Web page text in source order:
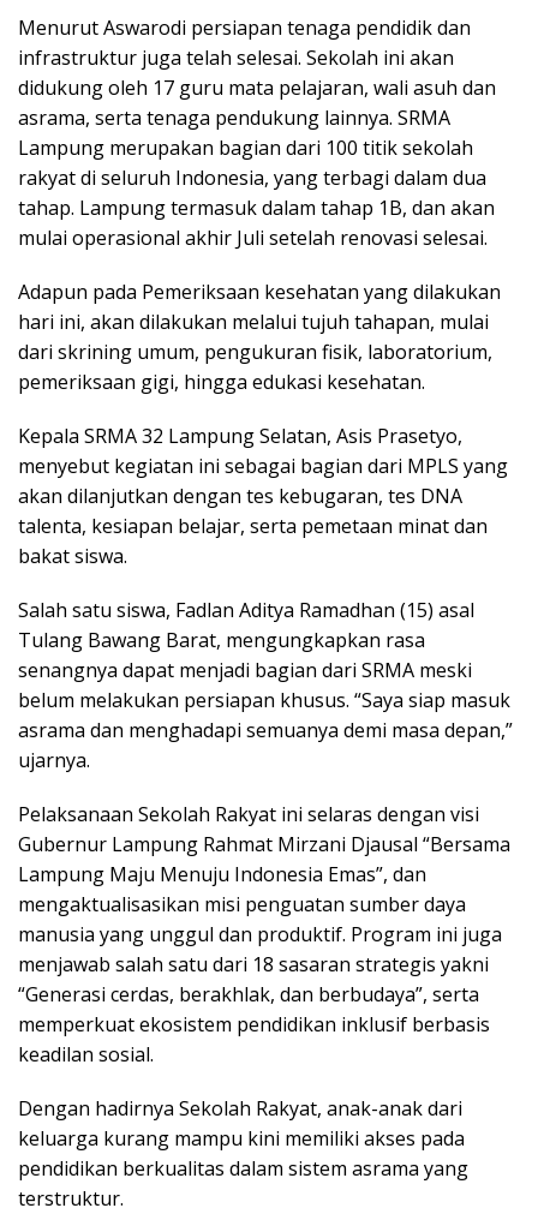
Menurut Aswarodi persiapan tenaga pendidik dan
infrastruktur juga telah selesai. Sekolah ini akan
didukung oleh 17 guru mata pelajaran, wali asuh dan
asrama, serta tenaga pendukung lainnya. SRMA
Lampung merupakan bagian dari 100 titik sekolah
rakyat di seluruh Indonesia, yang terbagi dalam dua
tahap. Lampung termasuk dalam tahap 1B, dan akan
mulai operasional akhir Juli setelah renovasi selesai.
Adapun pada Pemeriksaan kesehatan yang dilakukan
hari ini, akan dilakukan melalui tujuh tahapan, mulai
dari skrining umum, pengukuran fisik, laboratorium,
pemeriksaan gigi, hingga edukasi kesehatan.
Kepala SRMA 32 Lampung Selatan, Asis Prasetyo,
menyebut kegiatan ini sebagai bagian dari MPLS yang
akan dilanjutkan dengan tes kebugaran, tes DNA
talenta, kesiapan belajar, serta pemetaan minat dan
bakat siswa.
Salah satu siswa, Fadlan Aditya Ramadhan (15) asal
Tulang Bawang Barat, mengungkapkan rasa
senangnya dapat menjadi bagian dari SRMA meski
belum melakukan persiapan khusus. “Saya siap masuk
asrama dan menghadapi semuanya demi masa depan,”
ujarnya.
Pelaksanaan Sekolah Rakyat ini selaras dengan visi
Gubernur Lampung Rahmat Mirzani Djausal “Bersama
Lampung Maju Menuju Indonesia Emas”, dan
mengaktualisasikan misi penguatan sumber daya
manusia yang unggul dan produktif. Program ini juga
menjawab salah satu dari 18 sasaran strategis yakni
“Generasi cerdas, berakhlak, dan berbudaya”, serta
memperkuat ekosistem pendidikan inklusif berbasis
keadilan sosial.
Dengan hadirnya Sekolah Rakyat, anak-anak dari
keluarga kurang mampu kini memiliki akses pada
pendidikan berkualitas dalam sistem asrama yang
terstruktur.